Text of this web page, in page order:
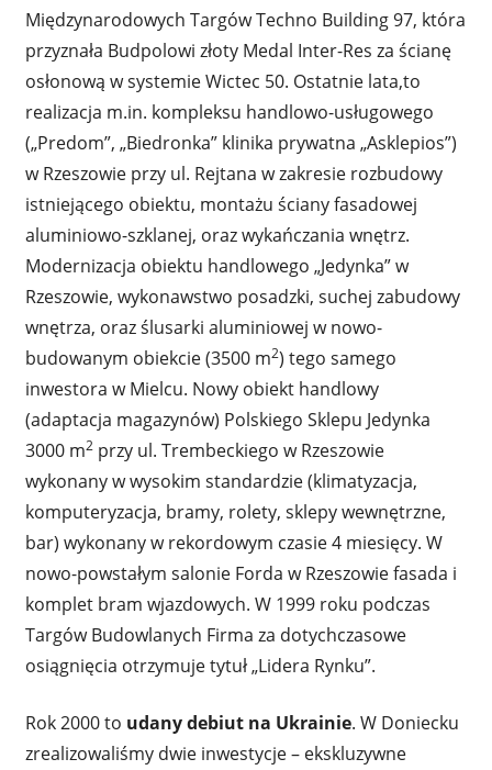
Międzynarodowych Targów Techno Building 97, która
przyznała Budpolowi złoty Medal Inter-Res za ścianę
osłonową w systemie Wictec 50. Ostatnie lata,to
realizacja m.in. kompleksu handlowo-usługowego
(„Predom”, „Biedronka” klinika prywatna „Asklepios”)
w Rzeszowie przy ul. Rejtana w zakresie rozbudowy
istniejącego obiektu, montażu ściany fasadowej
aluminiowo-szklanej, oraz wykańczania wnętrz.
Modernizacja obiektu handlowego „Jedynka” w
Rzeszowie, wykonawstwo posadzki, suchej zabudowy
wnętrza, oraz ślusarki aluminiowej w nowo-
budowanym obiekcie (3500 m2) tego samego
inwestora w Mielcu. Nowy obiekt handlowy
(adaptacja magazynów) Polskiego Sklepu Jedynka
3000 m2przy ul. Trembeckiego w Rzeszowie
wykonany w wysokim standardzie (klimatyzacja,
komputeryzacja, bramy, rolety, sklepy wewnętrzne,
bar) wykonany w rekordowym czasie 4 miesięcy. W
nowo-powstałym salonie Forda w Rzeszowie fasada i
komplet bram wjazdowych. W 1999 roku podczas
Targów Budowlanych Firma za dotychczasowe
osiągnięcia otrzymuje tytuł „Lidera Rynku”.
Rok 2000 to udany debiut na Ukrainie. W Doniecku
zrealizowaliśmy dwie inwestycje – ekskluzywne